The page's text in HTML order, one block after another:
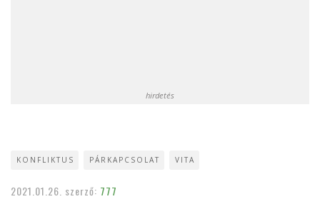
hirdetés
KONFLIKTUS PÁRKAPCSOLAT VITA
2021.01.26. szerző: 777